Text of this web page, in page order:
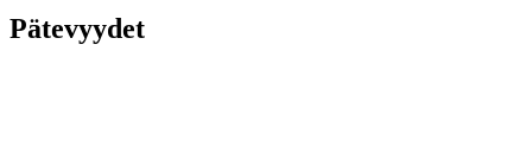
Pätevyydet